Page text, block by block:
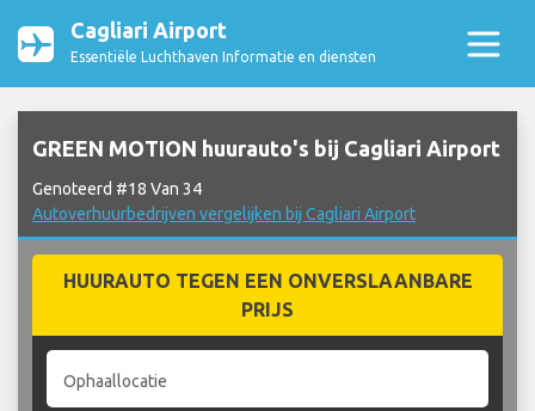
Cagliari Airport
Essentiële Luchthaven Informatie en diensten
GREEN MOTION huurauto's bij Cagliari Airport
Genoteerd #18 Van 34
Autoverhuurbedrijven vergelijken bij Cagliari Airport
HUURAUTO TEGEN EEN ONVERSLAANBARE
PRIJS
Ophaallocatie